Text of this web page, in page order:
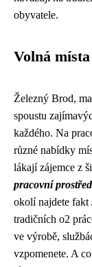
obyvatele.
Volná
Železný Brod,
spoustu
každého. Na
různé nabídky
lákají zájemce z
pracovní
okolí najdete fakt
tradičních o2
ve výrobě,
vzpomenete. A